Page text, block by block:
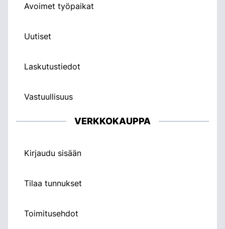
Avoimet työpaikat
Uutiset
Laskutustiedot
Vastuullisuus
VERKKOKAUPPA
Kirjaudu sisään
Tilaa tunnukset
Toimitusehdot